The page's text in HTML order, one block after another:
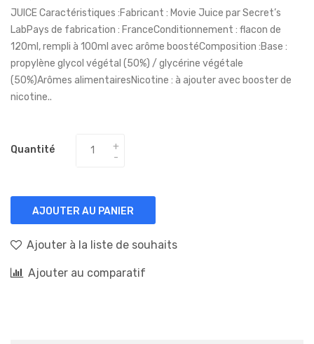
JUICE Caractéristiques :Fabricant : Movie Juice par Secret’s
LabPays de fabrication : FranceConditionnement : flacon de
120ml, rempli à 100ml avec arôme boostéComposition :Base :
propylène glycol végétal (50%) / glycérine végétale
(50%)Arômes alimentairesNicotine : à ajouter avec booster de
nicotine..
Quantité
AJOUTER AU PANIER
Ajouter à la liste de souhaits
Ajouter au comparatif